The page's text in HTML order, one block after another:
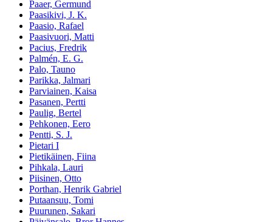
Paaer, Germund
Paasikivi, J. K.
Paasio, Rafael
Paasivuori, Matti
Pacius, Fredrik
Palmén, E. G.
Palo, Tauno
Parikka, Jalmari
Parviainen, Kaisa
Pasanen, Pertti
Paulig, Bertel
Pehkonen, Eero
Pentti, S. J.
Pietari I
Pietikäinen, Fiina
Pihkala, Lauri
Piisinen, Otto
Porthan, Henrik Gabriel
Putaansuu, Tomi
Puurunen, Sakari